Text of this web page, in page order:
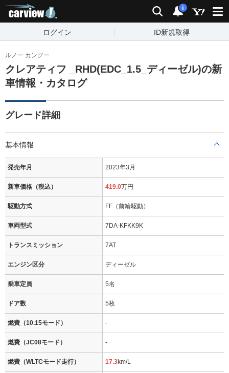
検索 通知
i
ログイン ID新規取得
ルノー カングー
クレアティフ _RHD(EDC_1.5_ディーゼル)の新
車情報・カタログ
グレード詳細
基本情報
発売年月 2023年3月
新車価格（税込） 419.0万円
駆動方式 FF（前輪駆動）
車両型式 7DA-KFKK9K
トランスミッション 7AT
エンジン区分 ディーゼル
乗車定員 5名
ドア数 5枚
燃費（10.15モード） -
燃費（JC08モード） -
燃費（WLTCモード走行） 17.3km/L